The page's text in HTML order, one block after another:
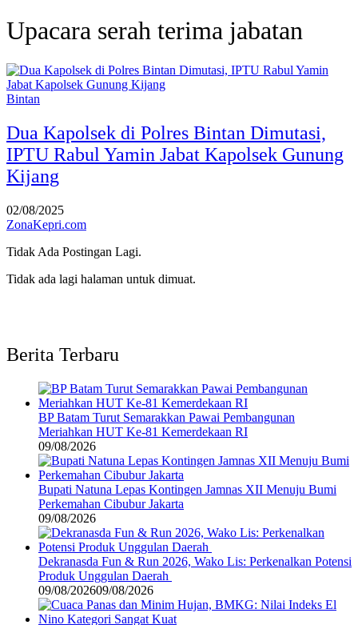
Upacara serah terima jabatan
Bintan
Dua Kapolsek di Polres Bintan Dimutasi,
IPTU Rabul Yamin Jabat Kapolsek Gunung
Kijang
02/08/2025
ZonaKepri.com
Tidak Ada Postingan Lagi.
Tidak ada lagi halaman untuk dimuat.
Berita Terbaru
BP Batam Turut Semarakkan Pawai Pembangunan
Meriahkan HUT Ke-81 Kemerdekaan RI
09/08/2026
Bupati Natuna Lepas Kontingen Jamnas XII Menuju Bumi
Perkemahan Cibubur Jakarta
09/08/2026
Dekranasda Fun & Run 2026, Wako Lis: Perkenalkan Potensi
Produk Unggulan Daerah
09/08/202609/08/2026